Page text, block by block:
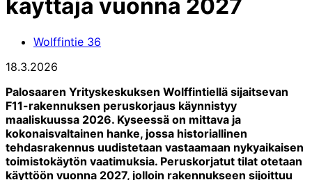
käyttäjä vuonna 2027
Wolffintie 36
18.3.2026
Palosaaren Yrityskeskuksen Wolffintiellä sijaitsevan
F11-rakennuksen peruskorjaus käynnistyy
maaliskuussa 2026. Kyseessä on mittava ja
kokonaisvaltainen hanke, jossa historiallinen
tehdasrakennus uudistetaan vastaamaan nykyaikaisen
toimistokäytön vaatimuksia. Peruskorjatut tilat otetaan
käyttöön vuonna 2027, jolloin rakennukseen sijoittuu